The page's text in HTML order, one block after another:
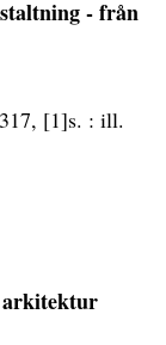
- från
[1]s. : ill.
arkitektur